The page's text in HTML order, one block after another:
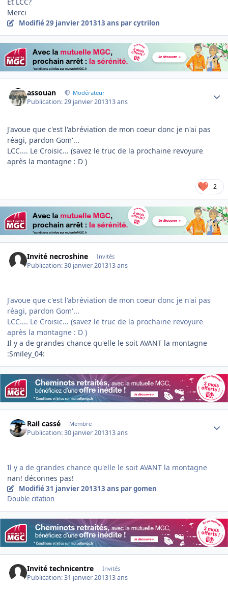
Merci
Modifié29 janvier 201313 ans par cytrilon
assouan Modérateur
Publication:29 janvier 201313 ans
J'avoue que c'est l'abréviation de mon coeur donc je n'ai pas
réagi, pardon Gom'...
LCC.... Le Croisic... (savez le truc de la prochaine revoyure
après la montagne : D )
2
Invité necroshine Invités
Publication:30 janvier 201313 ans
J'avoue que c'est l'abréviation de mon coeur donc je n'ai pas
réagi, pardon Gom'...
LCC.... Le Croisic... (savez le truc de la prochaine revoyure
après la montagne : D )
Il y a de grandes chance qu'elle le soit AVANT la montagne
:Smiley_04:
Rail cassé Membre
Publication:30 janvier 201313 ans
Il y a de grandes chance qu'elle le soit AVANT la montagne
nan! déconnes pas!
Modifié31 janvier 201313 ans par gomen
Double citation
Invité technicentre Invités
Publication:31 janvier 201313 ans